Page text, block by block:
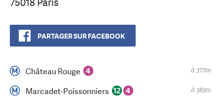
PARTAGER SUR FACEBOOK
Château Rouge à 377m
Marcadet-Poissonniers à 383m